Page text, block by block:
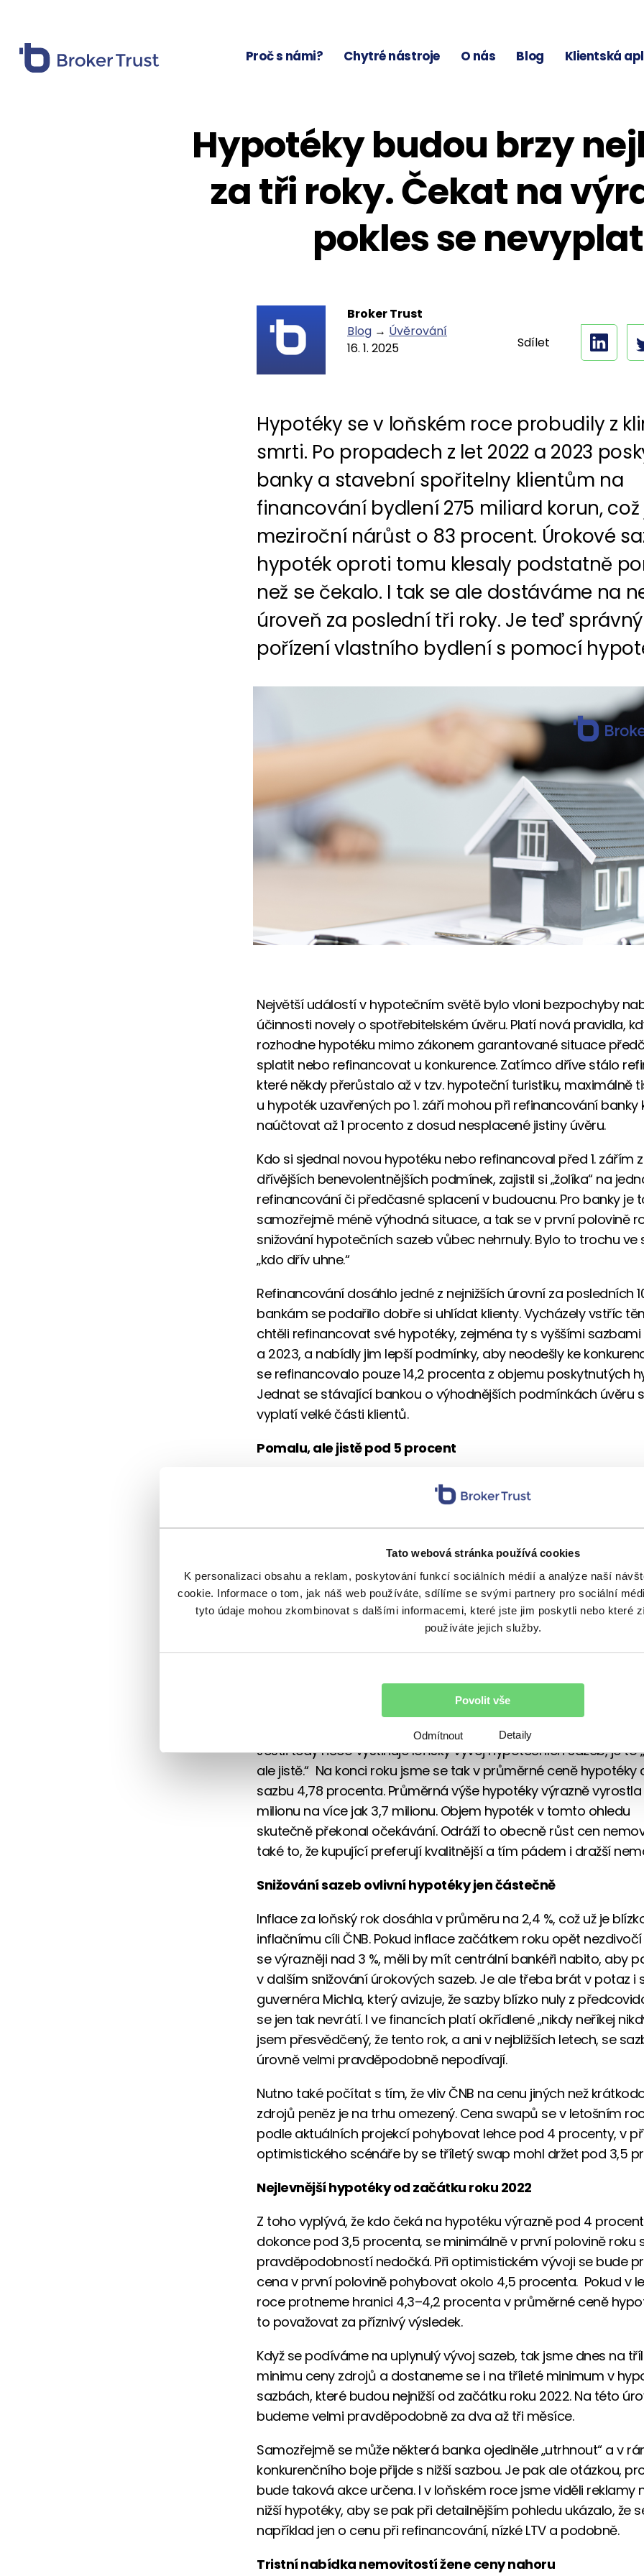
Detaily
Tato webová stránka používá cookies
K personalizaci obsahu a reklam, poskytování funkcí sociálních médií a analýze naší
cookie. Informace o tom, jak náš web používáte, sdílíme se svými partnery pro sociální
tyto údaje mohou zkombinovat s dalšími informacemi, které jste jim poskytli nebo které
používáte jejich služby.
Odmítnout
Povolit vše
Proč s námi? Chytré nástroje O nás Blog Klientská
Hypotéky budou brzy
za tři roky. Čekat na
pokles se
Broker Trust
Blog → Úvěrování
16. 1. 2025
Sdílet
Hypotéky se v loňském roce probudily z
smrti. Po propadech z let 2022 a 2023
banky a stavební spořitelny klientům na
financování bydlení 275 miliard korun, což
meziroční nárůst o 83 procent. Úrokové
hypoték oproti tomu klesaly podstatně
než se čekalo. I tak se ale dostáváme na
úroveň za poslední tři roky. Je teď
pořízení vlastního bydlení s pomocí
Největší událostí v hypotečním světě bylo vloni bezpochyby
účinnosti novely o spotřebitelském úvěru. Platí nová pravidla,
rozhodne hypotéku mimo zákonem garantované situace
splatit nebo refinancovat u konkurence. Zatímco dříve stálo
které někdy přerůstalo až v tzv. hypoteční turistiku, maximálně
u hypoték uzavřených po 1. září mohou při refinancování banky
naúčtovat až 1 procento z dosud nesplacené jistiny úvěru.
Kdo si sjednal novou hypotéku nebo refinancoval před 1. zářím
dřívějších benevolentnějších podmínek, zajistil si „žolíka“ na
refinancování či předčasné splacení v budoucnu. Pro banky je
samozřejmě méně výhodná situace, a tak se v první polovině
snižování hypotečních sazeb vůbec nehrnuly. Bylo to trochu ve
„kdo dřív uhne.“
Refinancování dosáhlo jedné z nejnižších úrovní za posledních
bankám se podařilo dobře si uhlídat klienty. Vycházely vstříc
chtěli refinancovat své hypotéky, zejména ty s vyššími sazbami
a 2023, a nabídly jim lepší podmínky, aby neodešly ke
se refinancovalo pouze 14,2 procenta z objemu poskytnutých
Jednat se stávající bankou o výhodnějších podmínkách úvěru
vyplatí velké části klientů.
Pomalu, ale jistě pod 5 procent
Zatímco Česká národní banka v roce 2024 snížila výrazně
úrokovou sazbu z 6,75 procenta až na stávající 4 procenta, u
trhu – tedy za kolik si samy banky půjčují peníze na financování
poskytovaných hypoték. Vlivem globální situace se zde sazby
relativně vysoko.
Beze sporu mohly banky snižovat sazby o něco rychleji, ale na
stranu je fakt, že hypotéky ani nezdražovaly. A důvody k tomu
úplné výjimky jsme ale zdražování hypoték neviděli, maximálně
daly ve snižování sazeb pauzu.
Jestli tedy něco vystihuje loňský vývoj hypotečních sazeb, je to
ale jistě.“ Na konci roku jsme se tak v průměrné ceně hypotéky
sazbu 4,78 procenta. Průměrná výše hypotéky výrazně vyrostla
milionu na více jak 3,7 milionu. Objem hypoték v tomto ohledu
skutečně překonal očekávání. Odráží to obecně růst cen
také to, že kupující preferují kvalitnější a tím pádem i dražší
Snižování sazeb ovlivní hypotéky jen částečně
Inflace za loňský rok dosáhla v průměru na 2,4 %, což už je
inflačnímu cíli ČNB. Pokud inflace začátkem roku opět
se výrazněji nad 3 %, měli by mít centrální bankéři nabito, aby
v dalším snižování úrokových sazeb. Je ale třeba brát v potaz i
guvernéra Michla, který avizuje, že sazby blízko nuly z
se jen tak nevrátí. I ve financích platí okřídlené „nikdy neříkej
jsem přesvědčený, že tento rok, a ani v nejbližších letech, se
úrovně velmi pravděpodobně nepodívají.
Nutno také počítat s tím, že vliv ČNB na cenu jiných než
zdrojů peněz je na trhu omezený. Cena swapů se v letošním
podle aktuálních projekcí pohybovat lehce pod 4 procenty, v
optimistického scénáře by se tříletý swap mohl držet pod 3,5
Nejlevnější hypotéky od začátku roku 2022
Z toho vyplývá, že kdo čeká na hypotéku výrazně pod 4
dokonce pod 3,5 procenta, se minimálně v první polovině roku
pravděpodobností nedočká. Při optimistickém vývoji se bude
cena v první polovině pohybovat okolo 4,5 procenta. Pokud v
roce protneme hranici 4,3–4,2 procenta v průměrné ceně
to považovat za příznivý výsledek.
Když se podíváme na uplynulý vývoj sazeb, tak jsme dnes na
minimu ceny zdrojů a dostaneme se i na tříleté minimum v
sazbách, které budou nejnižší od začátku roku 2022. Na této
budeme velmi pravděpodobně za dva až tři měsíce.
Samozřejmě se může některá banka ojediněle „utrhnout“ a v
konkurenčního boje přijde s nižší sazbou. Je pak ale otázkou,
bude taková akce určena. I v loňském roce jsme viděli reklamy
nižší hypotéky, aby se pak při detailnějším pohledu ukázalo, že
například jen o cenu při refinancování, nízké LTV a podobně.
Tristní nabídka nemovitostí žene ceny nahoru